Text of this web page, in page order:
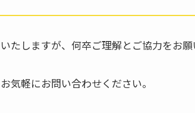
たしますが、何卒ご理解とご協力をお願
気軽にお問い合わせください。